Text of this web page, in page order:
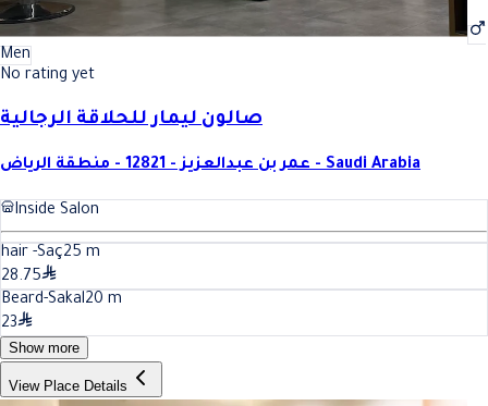
Men
No rating yet
صالون ليمار للحلاقة الرجالية
عمر بن عبدالعزيز - 12821 - منطقة الرياض - Saudi Arabia
Inside Salon
hair -Saç25 m
28.75
Beard-Sakal20 m
23
Show more
View Place Details